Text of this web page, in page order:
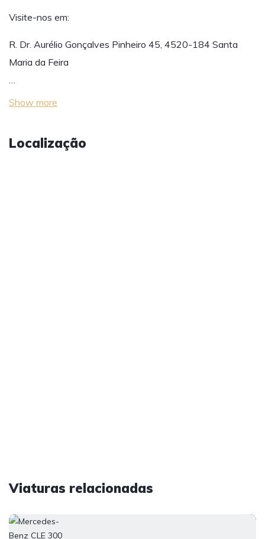
Visite-nos em:
R. Dr. Aurélio Gonçalves Pinheiro 45, 4520-184 Santa
Maria da Feira
…
Show more
Localização
Viaturas relacionadas